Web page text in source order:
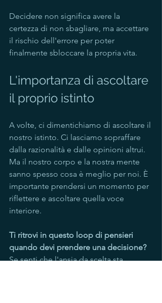
Decidere non significa avere la
certezza di non sbagliare, ma accettare
il rischio dell'errore per poter
finalmente sbloccare la propria vita.
L'importanza di ascoltare
il proprio istinto
A volte, ci dimentichiamo di ascoltare il
nostro istinto. Ci lasciamo sopraffare
dalla razionalità e dalle opinioni altrui.
Ma il nostro corpo e la nostra mente
sanno spesso cosa è meglio per noi. È
importante prendersi un momento per
riflettere e ascoltare quella voce
interiore.
Ti ritrovi in questo loop di pensieri
quando devi prendere una decisione?
Se senti che l'ansia da scelta sta